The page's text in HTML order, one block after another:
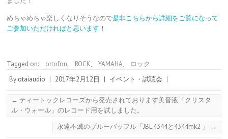
めちゃめちゃ楽しくなりそうなので是非こちらから詳細をご覧になって
ご参加いただければと思います！
Tagged on: ortofon, ROCK, YAMAHA,
ロック
By otaiaudio | 2017年2月12日 | イベント・試聴会 |
← ティートックレコーズから発売されております美音液「クリスタ
ル・ウォール」のレコード用を試しました。
永遠不滅のブルーバッフル「JBL 4344と4344mk2 」
→